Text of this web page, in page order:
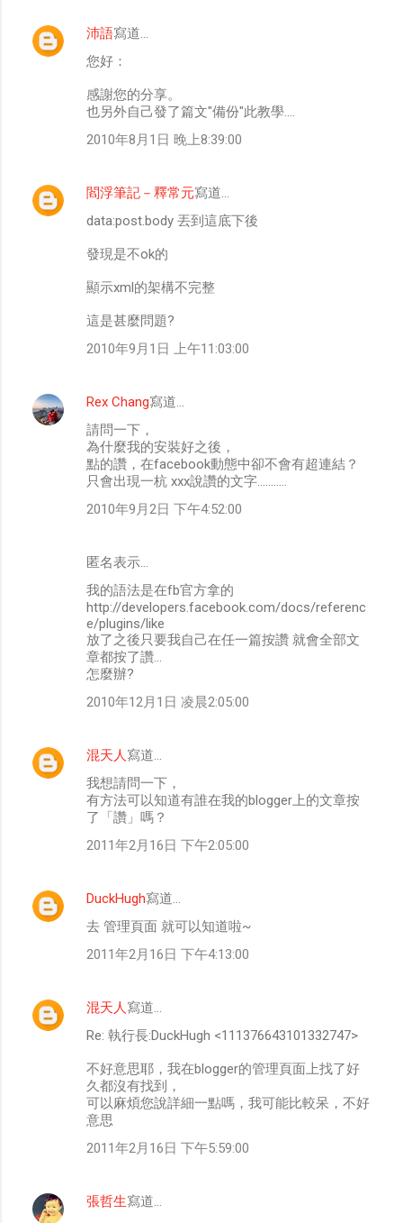
沛語寫道…
您好：
感謝您的分享。
也另外自己發了篇文"備份"此教學....
2010年8月1日 晚上8:39:00
閻浮筆記－釋常元寫道…
data:post.body 丟到這底下後
發現是不ok的
顯示xml的架構不完整
這是甚麼問題?
2010年9月1日 上午11:03:00
Rex Chang寫道…
請問一下，
為什麼我的安裝好之後，
點的讚，在facebook動態中卻不會有超連結？
只會出現一杭 xxx說讚的文字...........
2010年9月2日 下午4:52:00
匿名表示…
我的語法是在fb官方拿的
http://developers.facebook.com/docs/referenc
e/plugins/like
放了之後只要我自己在任一篇按讚 就會全部文
章都按了讚...
怎麼辦?
2010年12月1日 凌晨2:05:00
混天人 寫道…
我想請問一下，
有方法可以知道有誰在我的blogger上的文章按
了「讚」嗎？
2011年2月16日 下午2:05:00
DuckHugh寫道…
去 管理頁面 就可以知道啦~
2011年2月16日 下午4:13:00
混天人 寫道…
Re: 執行長:DuckHugh <111376643101332747>
不好意思耶，我在blogger的管理頁面上找了好
久都沒有找到，
可以麻煩您說詳細一點嗎，我可能比較呆，不好
意思
2011年2月16日 下午5:59:00
張哲生寫道…